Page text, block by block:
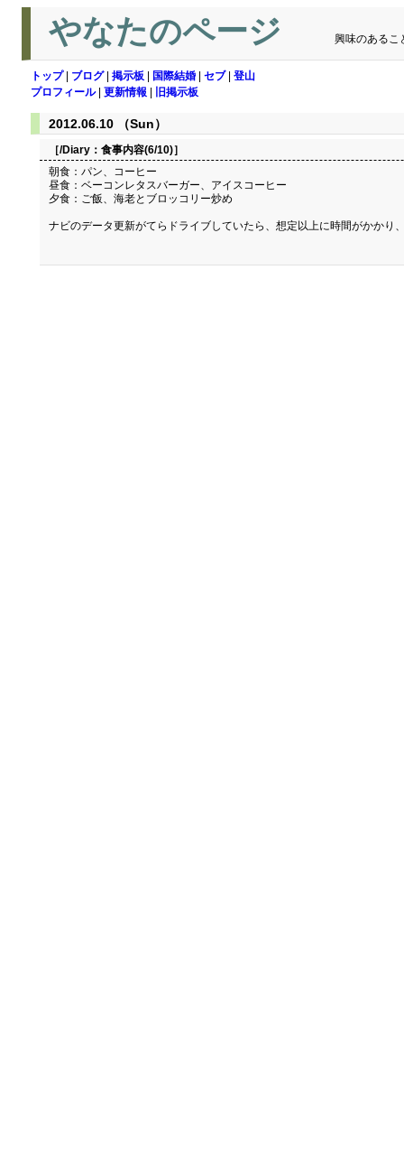
やなたのページ 興味のあるこ
トップ| ブログ| 掲示板 国際結婚 セブ| 登山
プロフィール| 更新情報 旧掲示板
2012.06.10 （Sun）
［/Diary： 食事内容(6/10)］
朝食：パン、コーヒー
昼食：ベーコンレタスバーガー、アイスコーヒー
夕食：ご飯、海老とブロッコリー炒め
ナビのデータ更新がてらドライブしていたら、想定以上に時間がかかり